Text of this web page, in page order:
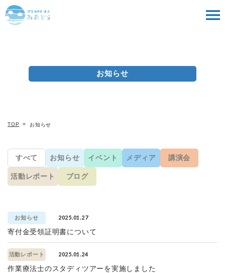
お知らせ
TOP お知らせ
すべて お知らせ イベント メディア 講演会
活動レポート ブログ
お知らせ 2025.01.27
寄付金受領証明書について
活動レポート 2025.01.24
作業療法士のスタディツアーを実施しました